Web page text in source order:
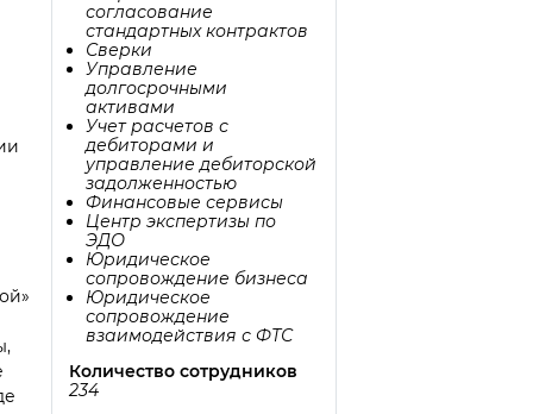
согласование
стандартных контрактов
Сверки
Управление
долгосрочными
активами
Учет расчетов с
дебиторами и
управление дебиторской
задолженностью
Финансовые сервисы
Центр экспертизы по
ЭДО
Юридическое
сопровождение бизнеса
Юридическое
сопровождение
взаимодействия с ФТС
Количество сотрудников
234